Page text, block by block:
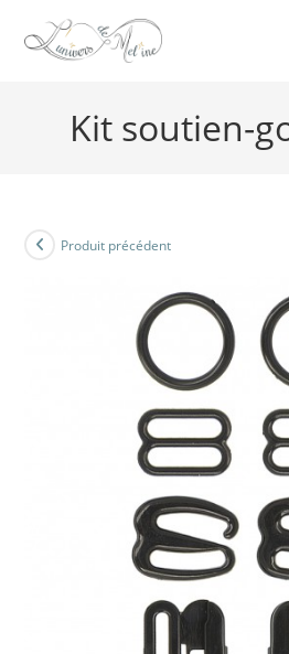
Kit soutien-
Produit précédent